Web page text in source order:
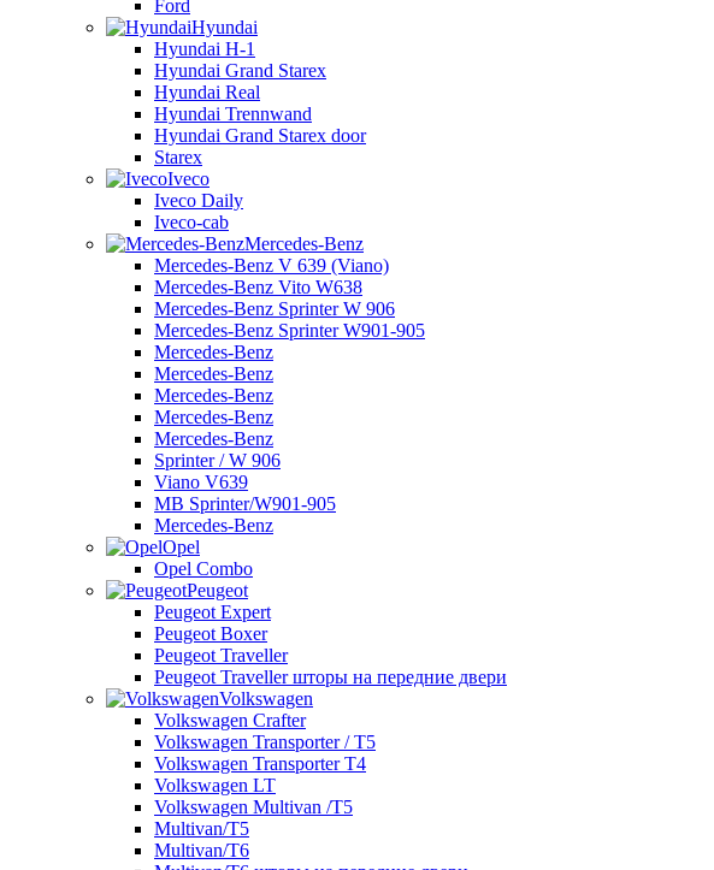
Ford
Hyundai
Hyundai H-1
Hyundai Grand Starex
Hyundai Real
Hyundai Trennwand
Hyundai Grand Starex door
Starex
Iveco
Iveco Daily
Iveco-cab
Mercedes-Benz
Mercedes-Benz V 639 (Viano)
Mercedes-Benz Vito W638
Mercedes-Benz Sprinter W 906
Mercedes-Benz Sprinter W901-905
Mercedes-Benz
Mercedes-Benz
Mercedes-Benz
Mercedes-Benz
Mercedes-Benz
Sprinter / W 906
Viano V639
MB Sprinter/W901-905
Mercedes-Benz
Opel
Opel Combo
Peugeot
Peugeot Expert
Peugeot Boxer
Peugeot Traveller
Peugeot Traveller шторы на передние двери
Volkswagen
Volkswagen Crafter
Volkswagen Transporter / T5
Volkswagen Transporter T4
Volkswagen LT
Volkswagen Multivan /T5
Multivan/T5
Multivan/T6